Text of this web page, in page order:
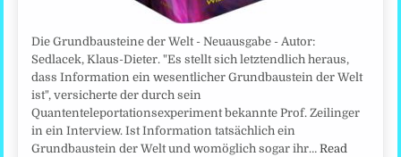
Die Grundbausteine der Welt - Neuausgabe - Autor:
Sedlacek, Klaus-Dieter. "Es stellt sich letztendlich heraus,
dass Information ein wesentlicher Grundbaustein der Welt
ist", versicherte der durch sein
Quantenteleportationsexperiment bekannte Prof. Zeilinger
in ein Interview. Ist Information tatsächlich ein
Grundbaustein der Welt und womöglich sogar ihr…Read